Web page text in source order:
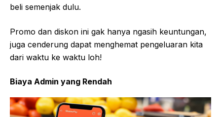
beli semenjak dulu.
Promo dan diskon ini gak hanya ngasih keuntungan,
juga cenderung dapat menghemat pengeluaran kita
dari waktu ke waktu loh!
Biaya Admin yang Rendah